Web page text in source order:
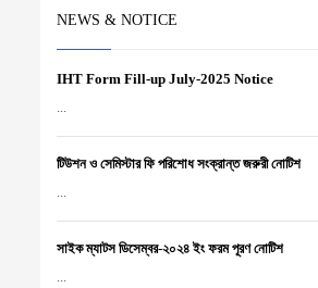
NEWS & NOTICE
IHT Form Fill-up July-2025 Notice
...
টিউশন ও সেমিস্টার ফি পরিশোধ সংক্রান্ত জরুরী নোটিশ
...
সাইক ম্যাটস ডিসেম্বর-২০২৪ ইং ফরম পূরণ নোটিশ
...